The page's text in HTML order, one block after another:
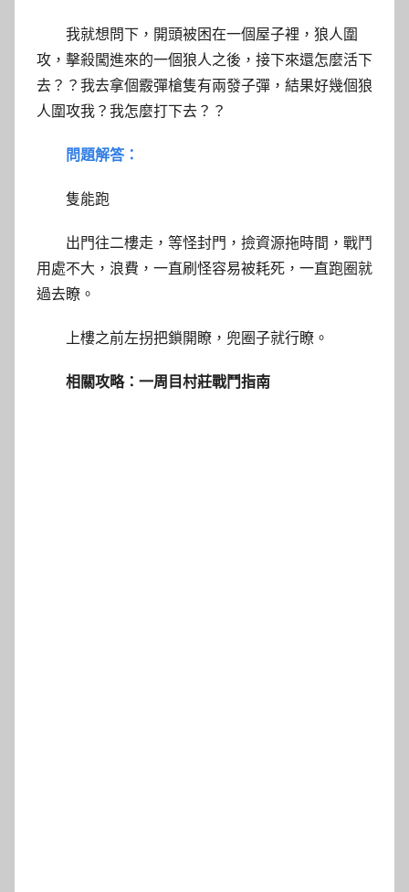
我就想問下，開頭被困在一個屋子裡，狼人圍
攻，擊殺闖進來的一個狼人之後，接下來還怎麼活下
去？？我去拿個霰彈槍隻有兩發子彈，結果好幾個狼
人圍攻我？我怎麼打下去？？
問題解答：
隻能跑
出門往二樓走，等怪封門，撿資源拖時間，戰鬥
用處不大，浪費，一直刷怪容易被耗死，一直跑圈就
過去瞭。
上樓之前左拐把鎖開瞭，兜圈子就行瞭。
相關攻略：一周目村莊戰鬥指南